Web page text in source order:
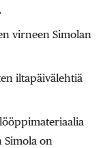
virneen Simolan
iltapäivälehtiä
on